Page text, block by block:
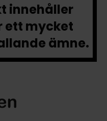
innehåller
ett mycket
ämne.